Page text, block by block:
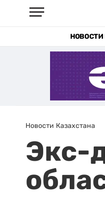
НОВОСТИ
Новости Казахстана
Экс-